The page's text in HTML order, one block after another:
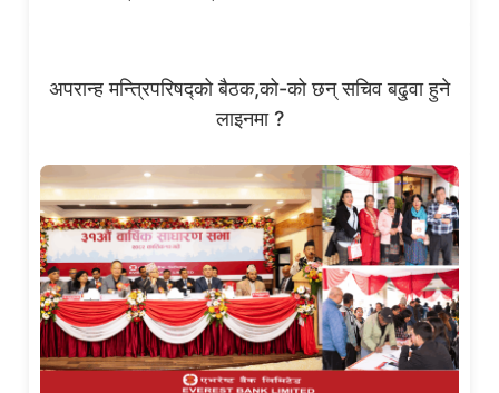
अपरान्ह मन्त्रिपरिषद्को बैठक,को-को छन् सचिव बढु्वा हुने
लाइनमा ?